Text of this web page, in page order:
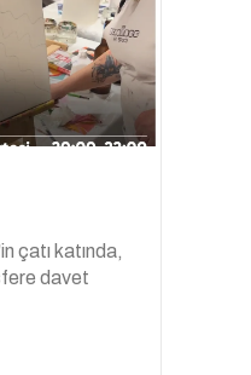
çatı katında,
davet